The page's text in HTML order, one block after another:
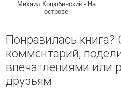
Михаил Коцюбинский - На
острове
Понравилась книга?
комментарий,
впечатлениями или
друзьям